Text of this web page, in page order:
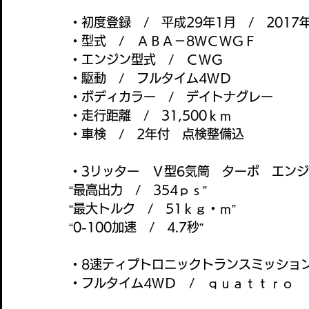
・初度登録　/　平成29年1月　/　2017
・型式　/　ＡＢＡ－8ＷＣＷＧＦ
・エンジン型式　/　ＣＷＧ
・駆動　/　フルタイム4ＷＤ
・ボディカラー　/　デイトナグレー
・走行距離　/　31,500ｋｍ
・車検　/　2年付　点検整備込
・3リッター　Ｖ型6気筒　ターボ　エン
“最高出力　/　354ｐｓ”
“最大トルク　/　51ｋｇ・ｍ”
“0-100加速　/　4.7秒”
・8速ティプトロニックトランスミッショ
・フルタイム4ＷＤ　/　ｑｕａｔｔｒｏ